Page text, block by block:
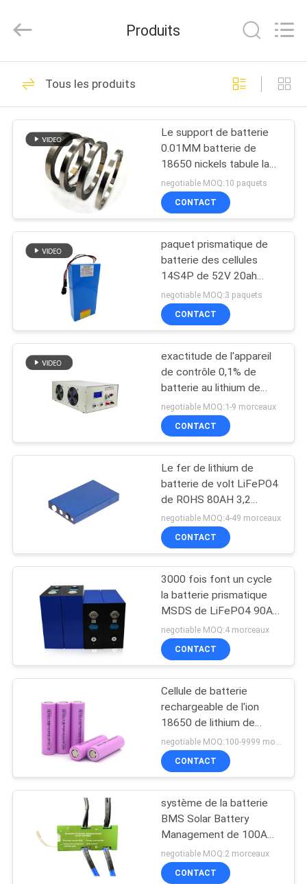
MAISON
PRODUITS
SUJET
NOUS
D'USINE
CONTRÔLE
QUALITÉ
NOUS
NOUVELLES
PLAN
PRIVACY
POLICY
Reserved.
Li Ion Battery BMS
40
LiFePO4 batterie
BMS
34
cellule de batterie
Cellule prismatique
de LFP
28
Cellule LifePo4
prismatique
33
Cellule de batterie
d'ion de Li
63
Produits
Tous les produits
Le support de batterie
0.01MM batterie de
18650 nickels tabule la
bande de nickel de
soudage par points
negotiable MOQ:10 paquets
CONTACT
paquet prismatique de
batterie des cellules
14S4P de 52V 20ah
NMC pour le scooter d'E
negotiable MOQ:3 paquets
CONTACT
exactitude de l'appareil
de contrôle 0,1% de
batterie au lithium de
36V 48V 60V 72V 96V
108V 20A
negotiable MOQ:1-9 morceaux
CONTACT
Le fer de lithium de
batterie de volt LiFePO4
de ROHS 80AH 3,2
phosphatent la cellule de
LiFePO4 CALB
negotiable MOQ:4-49 morceaux
CONTACT
3000 fois font un cycle
la batterie prismatique
MSDS de LiFePO4 90AH
3,2 V LFP certifiée
negotiable MOQ:4 morceaux
CONTACT
Cellule de batterie
rechargeable de l'ion
18650 de lithium de
MSDS 2600mah 3,7 V
18650
CONTACT
système de la batterie
BMS Solar Battery
Management de 100A
4S 12V LiFePO4
negotiable MOQ:2 morceaux
CONTACT